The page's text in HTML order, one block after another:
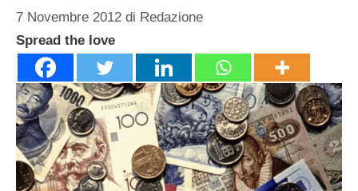
7 Novembre 2012 di Redazione
Spread the love